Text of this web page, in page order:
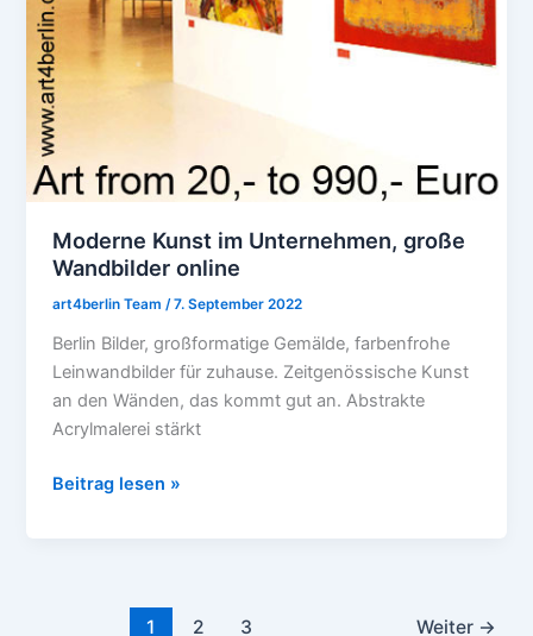
Moderne Kunst im Unternehmen, große
Wandbilder online
art4berlin Team/7. September 2022
Berlin Bilder, großformatige Gemälde, farbenfrohe
Leinwandbilder für zuhause. Zeitgenössische Kunst
an den Wänden, das kommt gut an. Abstrakte
Acrylmalerei stärkt
Beitrag lesen »
1 2 3 Weiter →